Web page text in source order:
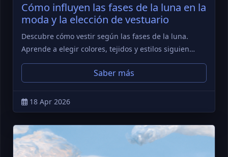
Cómo influyen las fases de la luna en la
moda y la elección de vestuario
Descubre cómo vestir según las fases de la luna.
Aprende a elegir colores, tejidos y estilos siguien…
Saber más
18 Apr 2026